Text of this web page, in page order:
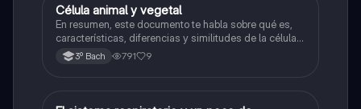
Biología
Célula animal y vegetal
En resumen, este documento te habla sobre qué es,
características, diferencias y similitudes de la célula
animal y célula vegetal.💗
3º Bach 791 9